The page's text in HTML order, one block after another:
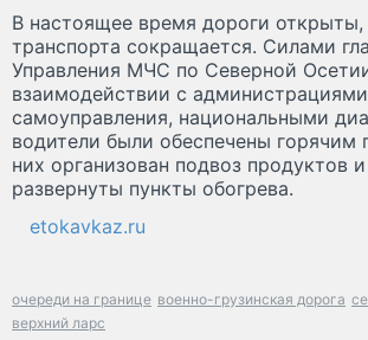
В настоящее время дороги открыты,
транспорта сокращается. Силами
Управления МЧС по Северной
взаимодействии с
самоуправления, национальными
водители были обеспечены горячим
них организован подвоз продуктов
развернуты пункты обогрева.
etokavkaz.ru
очереди на границе военно-грузинская дорога
верхний ларс